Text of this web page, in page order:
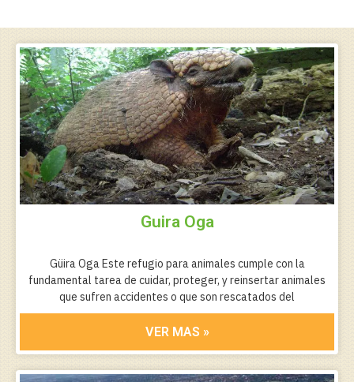
Guira Oga
Güira Oga Este refugio para animales cumple con la
fundamental tarea de cuidar, proteger, y reinsertar animales
que sufren accidentes o que son rescatados del
VER MAS »